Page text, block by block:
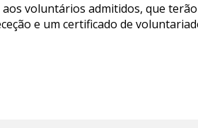
voluntários admitidos, que
e um certificado de